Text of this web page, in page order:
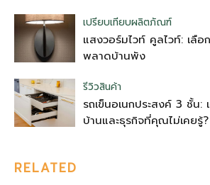
เปรียบเทียบผลิตภัณฑ์
แสงวอร์มไวท์ คูลไวท์: เลือ
พลาดบ้านพัง
รีวิวสินค้า
รถเข็นอเนกประสงค์ 3 ชั้น:
บ้านและธุรกิจที่คุณไม่เคยรู้?
RELATED